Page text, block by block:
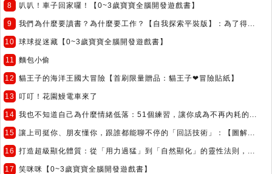
8 叭叭！車子回家囉！【0~3歲寶寶全腦開發遊戲書】
9 我們為什麼要讀書？為什麼要工作？【自我探索平裝版】：為了得...
10 球球捉迷藏【0~3歲寶寶全腦開發遊戲書】
11 麵包小偷
12 貓王子的海洋王國大冒險【首刷限量贈品：貓王子❤冒險貼紙】
13 叮叮！花園鰻電車來了
14 我也不知道自己為什麼情緒低落：51個練習，讓你成為不再內耗的...
15 讓上司挺你、朋友懂你，跟誰都能聊不停的「回話技術」：【圖解...
16 打造超級顯化體質：從「用力過猛」到「自然顯化」的靈性法則，...
17 笑咪咪【0~3歲寶寶全腦開發遊戲書】